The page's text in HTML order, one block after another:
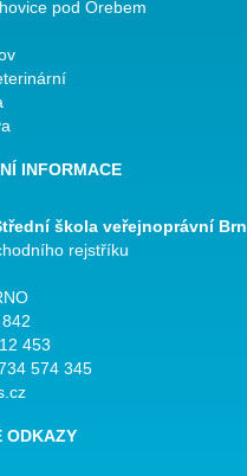
pod Orebem
INFORMACE
škola veřejnoprávní
rejstříku
453
574 345
ODKAZY